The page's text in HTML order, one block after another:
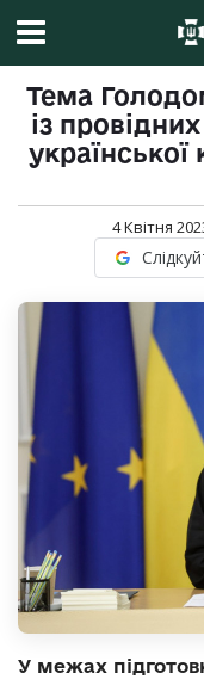
Тема
із
української
4 Квітня
У межах